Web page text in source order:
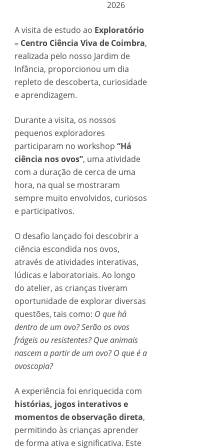
2026
A visita de estudo ao Exploratório
– Centro Ciência Viva de Coimbra,
realizada pelo nosso Jardim de
Infância, proporcionou um dia
repleto de descoberta, curiosidade
e aprendizagem.
Durante a visita, os nossos
pequenos exploradores
participaram no workshop “Há
ciência nos ovos”, uma atividade
com a duração de cerca de uma
hora, na qual se mostraram
sempre muito envolvidos, curiosos
e participativos.
O desafio lançado foi descobrir a
ciência escondida nos ovos,
através de atividades interativas,
lúdicas e laboratoriais. Ao longo
do atelier, as crianças tiveram
oportunidade de explorar diversas
questões, tais como: O que há
dentro de um ovo? Serão os ovos
frágeis ou resistentes? Que animais
nascem a partir de um ovo? O que é a
ovoscopia?
A experiência foi enriquecida com
histórias, jogos interativos e
momentos de observação direta,
permitindo às crianças aprender
de forma ativa e significativa. Este